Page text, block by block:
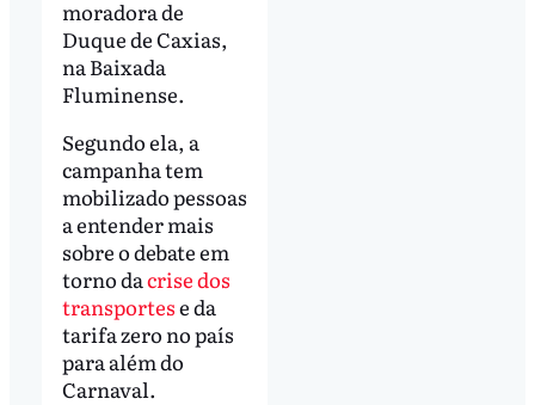
moradora de
Duque de Caxias,
na Baixada
Fluminense.
Segundo ela, a
campanha tem
mobilizado pessoas
a entender mais
sobre o debate em
torno dacrise dos
transportese da
tarifa zero no país
para além do
Carnaval.